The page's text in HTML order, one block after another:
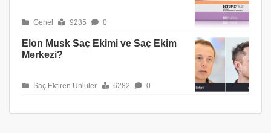
Genel 9235 0
Elon Musk Saç Ekimi ve Saç Ekim
Merkezi?
Saç Ektiren Ünlüler 6282 0